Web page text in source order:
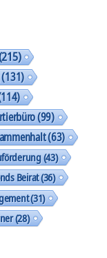
(131)
(99)
(63)
(43)
Beirat(36)
(31)
(28)